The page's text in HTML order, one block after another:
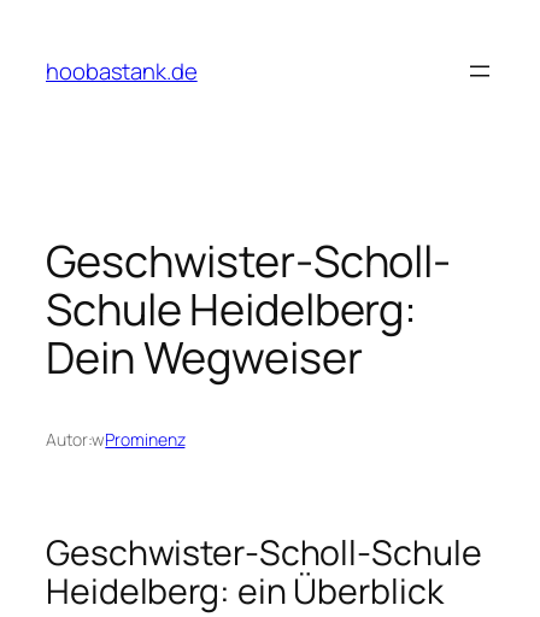
treścihoobastank.de
Geschwister-Scholl-
Schule Heidelberg:
Dein Wegweiser
Autor:wProminenz
Geschwister-Scholl-Schule
Heidelberg: ein Überblick